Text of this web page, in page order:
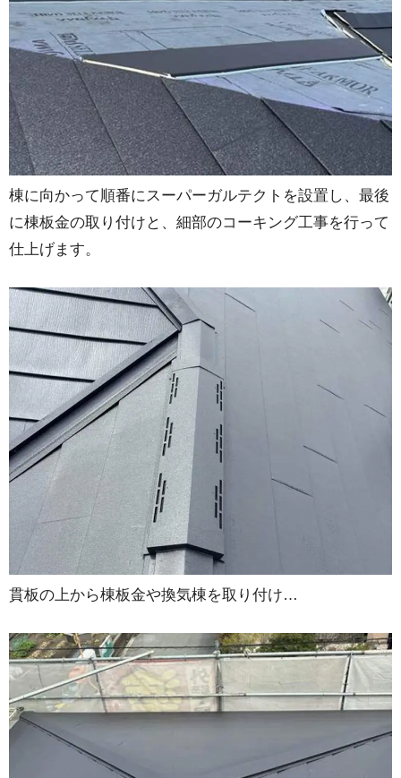
棟に向かって順番にスーパーガルテクトを設置し、最後
に棟板金の取り付けと、細部のコーキング工事を行って
仕上げます。
貫板の上から棟板金や換気棟を取り付け…